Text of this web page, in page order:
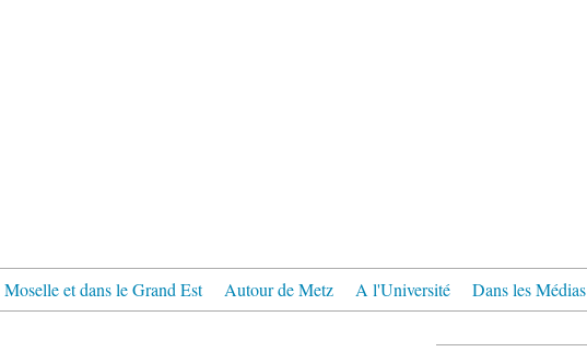
et dans le Grand Est Autour de Metz A l'Université Dans les Médias